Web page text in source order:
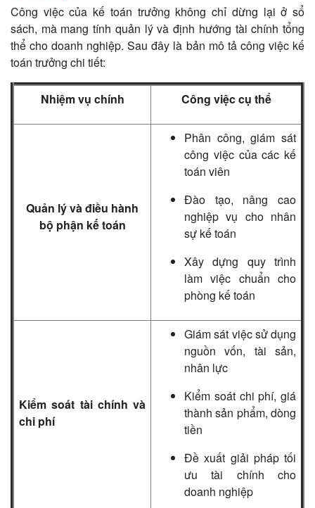
Công việc của kế toán trưởng không chỉ dừng lại ở sổ
sách, mà mang tính quản lý và định hướng tài chính tổng
thể cho doanh nghiệp. Sau đây là bản mô tả công việc kế
toán trưởng chi tiết:
Nhiệm vụ chính Công việc cụ thể
Quản lý và điều hành
bộ phận kế toán
Phân công, giám sát
công việc của các kế
toán viên
Đào tạo, nâng cao
nghiệp vụ cho nhân
sự kế toán
Xây dựng quy trình
làm việc chuẩn cho
phòng kế toán
Kiểm soát tài chính và
chi phí
Giám sát việc sử dụng
nguồn vốn, tài sản,
nhân lực
Kiểm soát chi phí, giá
thành sản phẩm, dòng
tiền
Đề xuất giải pháp tối
ưu tài chính cho
doanh nghiệp